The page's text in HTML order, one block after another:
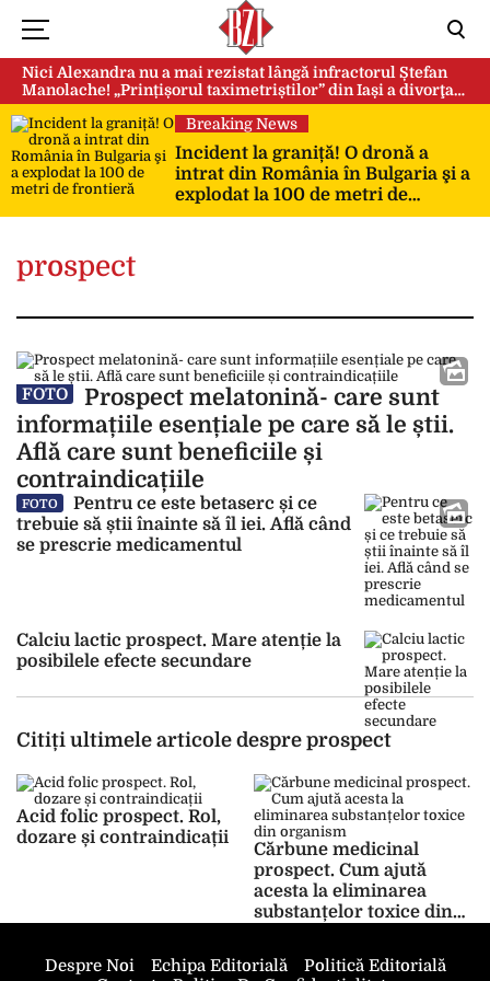
Nici Alexandra nu a mai rezistat lângă infractorul Ștefan
Manolache! „Prințișorul taximetriștilor” din Iași a divorţat
după doi ani de căsnicie
Breaking News
Incident la graniță! O dronă a
intrat din România în Bulgaria şi a
explodat la 100 de metri de
frontieră
prospect
FOTO
Prospect melatonină- care sunt
informațiile esențiale pe care să le știi.
Află care sunt beneficiile și
contraindicațiile
FOTO
Pentru ce este betaserc și ce
trebuie să știi înainte să îl iei. Află când
se prescrie medicamentul
Calciu lactic prospect. Mare atenție la
posibilele efecte secundare
Citiți ultimele articole despre prospect
Acid folic prospect. Rol,
dozare și contraindicații
Cărbune medicinal
prospect. Cum ajută
acesta la eliminarea
substanțelor toxice din
Despre Noi
Echipa Editorială
Politică Editorială